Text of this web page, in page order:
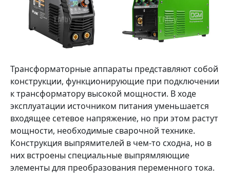
Трансформаторные аппараты представляют собой
конструкции, функционирующие при подключении
к трансформатору высокой мощности. В ходе
эксплуатации источником питания уменьшается
входящее сетевое напряжение, но при этом растут
мощности, необходимые сварочной технике.
Конструкция выпрямителей в чем-то сходна, но в
них встроены специальные выпрямляющие
элементы для преобразования переменного тока.